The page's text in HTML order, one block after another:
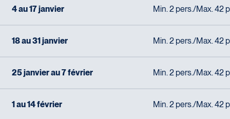
4 au 17 janvier Min. 2 pers./Max. 42
18 au 31 janvier Min. 2 pers./Max. 42
25 janvier au 7 février Min. 2 pers./Max. 42
1 au 14 février Min. 2 pers./Max. 42